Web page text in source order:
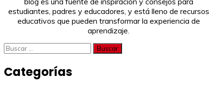
estudiantes, padres y educadores, y está lleno de recursos
educativos que pueden transformar la experiencia de
aprendizaje.
Buscar:
Categorías